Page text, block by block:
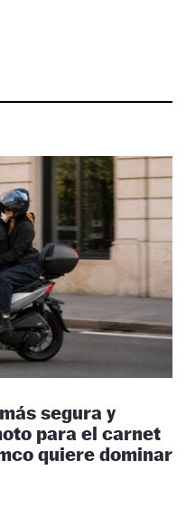
segura y
para el carnet
quiere dominar